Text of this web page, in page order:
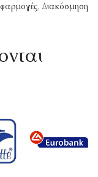
, Διακόσμηση